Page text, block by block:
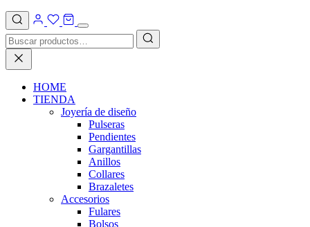
HOME
TIENDA
Joyería de diseño
Pulseras
Pendientes
Gargantillas
Anillos
Collares
Brazaletes
Accesorios
Fulares
Bolsos